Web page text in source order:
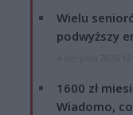
Wielu
podwyższy
1600 zł
Wiadomo,